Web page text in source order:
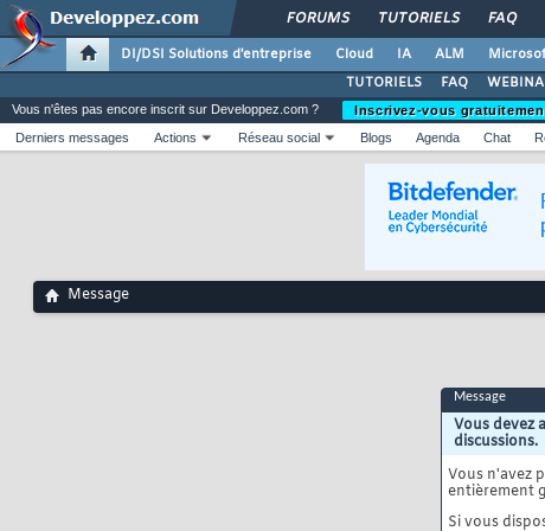
FORUMS TUTORIELS FAQ
DI/DSI Solutions d'entreprise Cloud IA ALM
TUTORIELS
FAQ
Vous n'êtes pas encore inscrit sur Developpez.com ?
Inscrivez-vous
Derniers messages
Actions Réseau social Blogs Agenda Chat
Message
Message
Vous devez
discussions.
Vous n'avez
entièrement
Si vous